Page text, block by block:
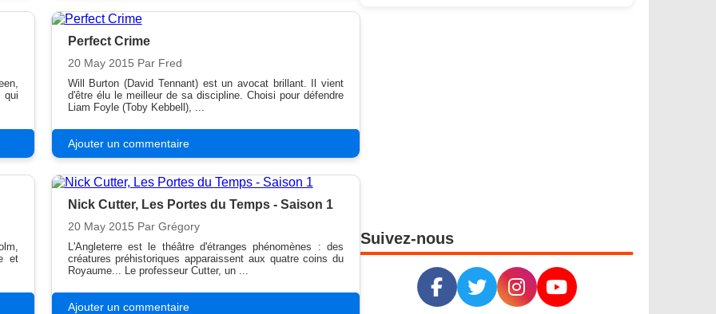
qui
Perfect Crime
20 May 2015 Par Fred
Will Burton (David Tennant) est un avocat brillant. Il vient
d'être élu le meilleur de sa discipline. Choisi pour défendre
Liam Foyle (Toby Kebbell), ...
Ajouter un commentaire
et
Nick Cutter, Les Portes du Temps - Saison 1
20 May 2015 Par Grégory
L'Angleterre est le théâtre d'étranges phénomènes : des
créatures préhistoriques apparaissent aux quatre coins du
Royaume... Le professeur Cutter, un ...
Ajouter un commentaire
Suivez-nous